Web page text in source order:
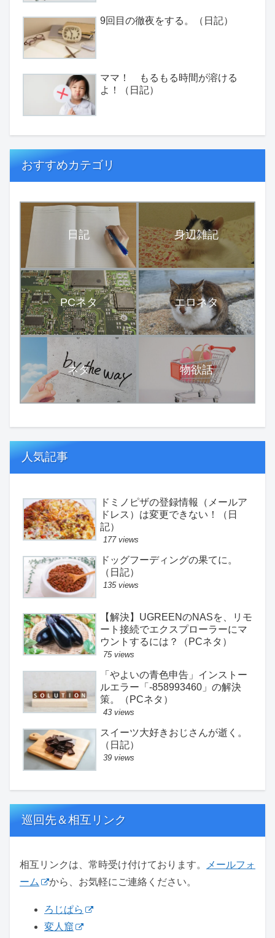
9回目の徹夜をする。（日記）
ママ！ もるもる時間が溶ける
よ！（日記）
おすすめカテゴリ
日記 身辺雑記
PCネタ エロネタ
ネタ 物欲話
人気記事
ドミノピザの登録情報（メールア
ドレス）は変更できない！（日
記）
177 views
ドッグフーディングの果てに。
（日記）
135 views
【解決】UGREENのNASを、リモ
ート接続でエクスプローラーにマ
ウントするには？（PCネタ）
75 views
「やよいの青色申告」インストー
ルエラー「-858993460」の解決
策。（PCネタ）
43 views
スイーツ大好きおじさんが逝く。
（日記）
39 views
巡回先＆相互リンク
相互リンクは、常時受け付けております。
メールフォ
ーム
から、お気軽にご連絡ください。
ろじぱら
変人窟